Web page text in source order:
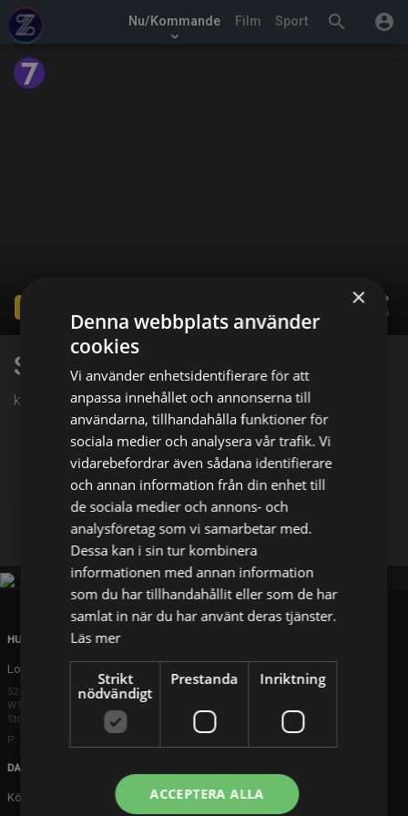
search account_circle
Nu/Kommande
keyboard_arrow_down
Film Sport
share
Signora Volpe
kl. 22:10 på Sjuan
Facebook X
HUVUDKONTOR
London
52 Brook Street
W1K 5DS London
Storbritannien
P: +44 203 608 8181
DANMARK
Köpenhamn
×
Denna webbplats använder
cookies
Vi använder enhetsidentifierare för att
anpassa innehållet och annonserna till
användarna, tillhandahålla funktioner för
sociala medier och analysera vår trafik. Vi
vidarebefordrar även sådana identifierare
och annan information från din enhet till
de sociala medier och annons- och
analysföretag som vi samarbetar med.
Dessa kan i sin tur kombinera
informationen med annan information
som du har tillhandahållit eller som de har
samlat in när du har använt deras tjänster.
Läs mer
Strikt
nödvändigt
Prestanda Inriktning
ACCEPTERA ALLA